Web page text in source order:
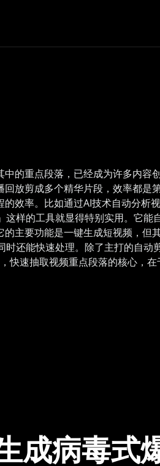
的重点段落，已经成为许多内
放剪成多个精华片段，效率都是
效率。比如通过AI技术自动分析
样的工具就显得特别实用。它
主要功能是一键生成短视频，
还能快速处理。除了主打的自
速抽取视频重点段落的核心，
成病毒式